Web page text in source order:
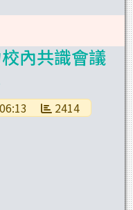
內共識會議
2414